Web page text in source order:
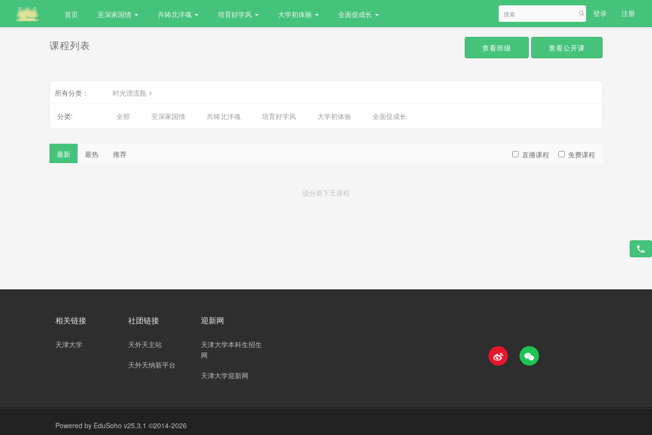
首页 至深家国情 共铸北洋魂 培育好学风 大学初体验 全面促成长 登录 注册
课程列表 查看班级 查看公开课
所有分类： 时光漂流瓶
分类: 全部 至深家国情 共铸北洋魂 培育好学风 大学初体验 全面促成长
最新 最热 推荐 直播课程 免费课程
该分类下无课程
相关链接
天津大学
社团链接
天外天主站
天外天纳新平台
迎新网
天津大学本科生招生
网
天津大学迎新网
Powered by EduSoho v25.3.1 ©2014-2026